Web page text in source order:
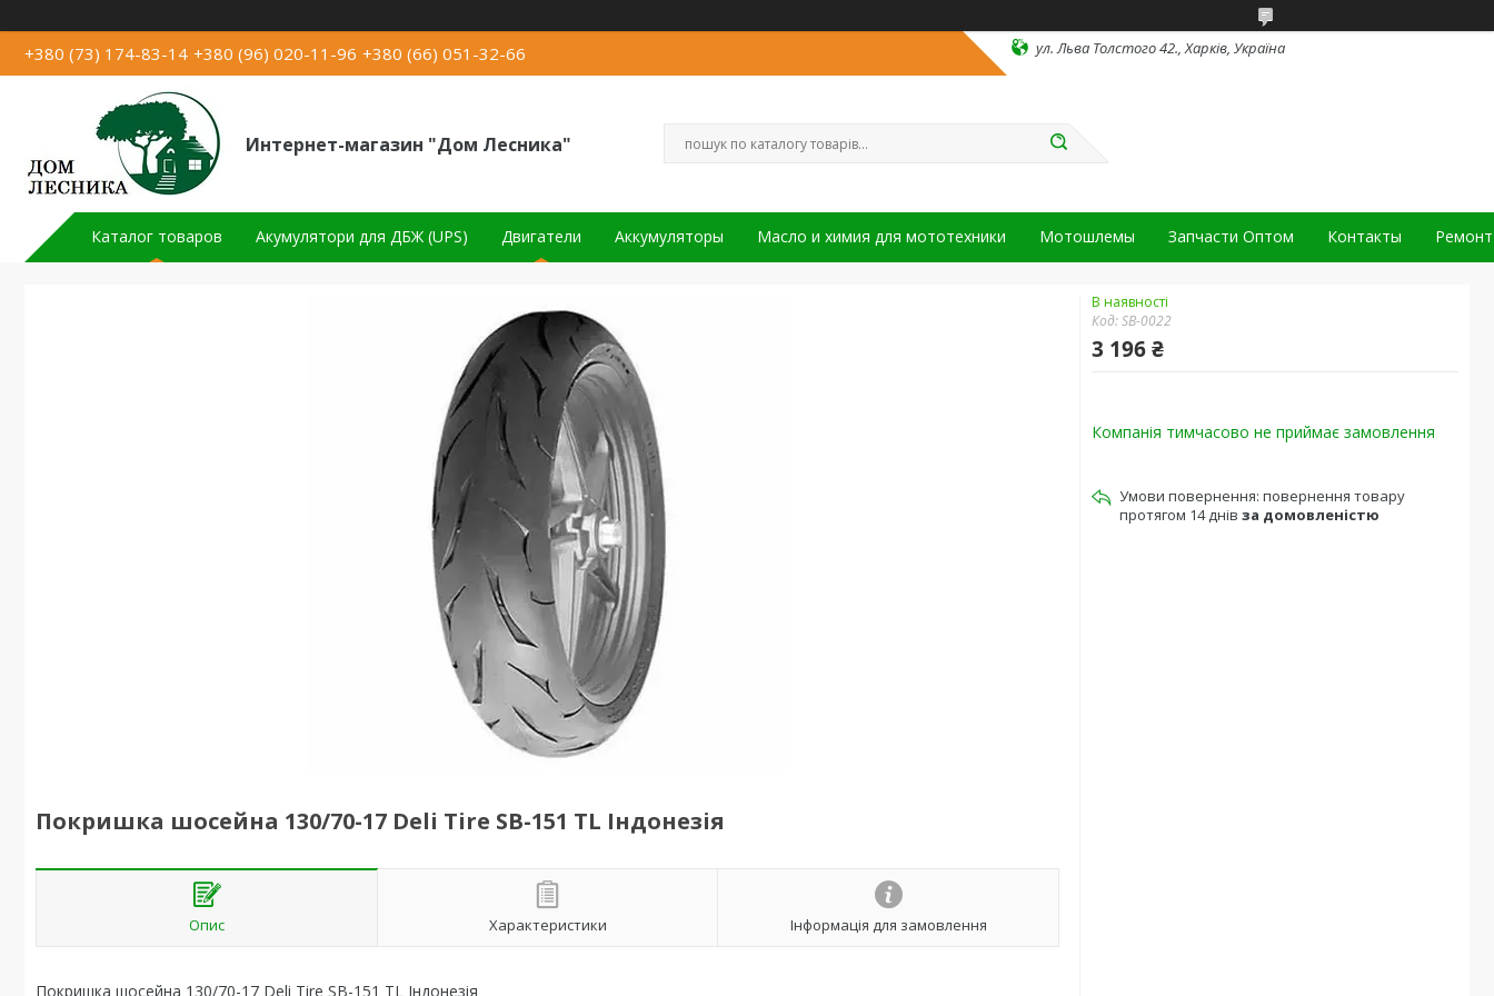
+380 (73) 174-83-14 +380 (96) 020-11-96 +380 (66) 051-32-66 ул. Льва Толстого 42., Харків, Україна
Интернет-магазин "Дом Лесника"
Каталог товаров Акумулятори для ДБЖ (UPS) Двигатели Аккумуляторы Масло и химия для мототехники Мотошлемы Запчасти Оптом Контакты Ремонт
Покришка шосейна 130/70-17 Deli Tire SB-151 TL Індонезія
Опис Характеристики Інформація для замовлення
Покришка шосейна 130/70-17 Deli Tire SB-151 TL Індонезія
В наявності
Код:SB-0022
3 196 ₴
Компанія тимчасово не приймає замовлення
повернення товару
протягом 14 днів за домовленістю